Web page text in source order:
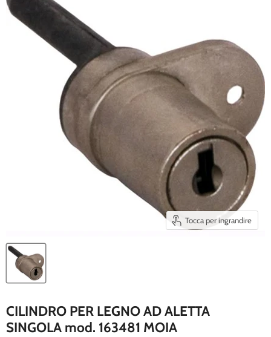
Tocca per ingrandire
CILINDRO PER LEGNO AD ALETTA
SINGOLA mod. 163481 MOIA